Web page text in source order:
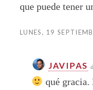
que puede tener
LUNES, 19
JAVIPAS
qué gracia.